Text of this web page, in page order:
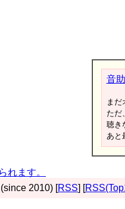
音助
ま
ただ
聴き
あと
れます。
(since 2010) [RSS] [